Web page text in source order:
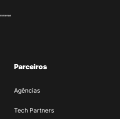
Parceiros
Agências
Tech Partners